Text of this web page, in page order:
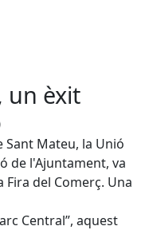
un èxit
Sant Mateu, la Unió
de l'Ajuntament, va
del Comerç. Una
Central”, aquest